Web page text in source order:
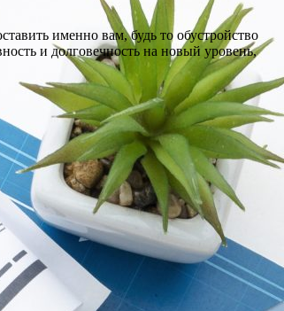
именно вам, будь то обустройство
и долговечность на новый уровень,